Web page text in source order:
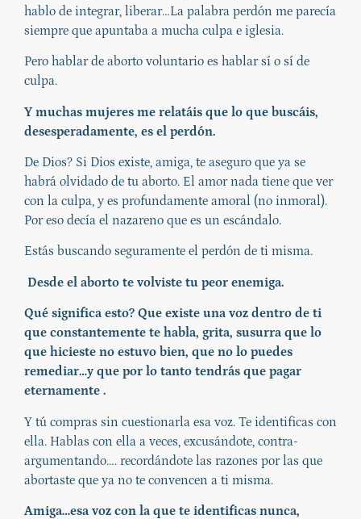
hablo de integrar, liberar…La palabra perdón me parecía
siempre que apuntaba a mucha culpa e iglesia.
Pero hablar de aborto voluntario es hablar sí o sí de
culpa.
Y muchas mujeres me relatáis que lo que buscáis,
desesperadamente, es el perdón.
De Dios? Si Dios existe, amiga, te aseguro que ya se
habrá olvidado de tu aborto. El amor nada tiene que ver
con la culpa, y es profundamente amoral (no inmoral).
Por eso decía el nazareno que es un escándalo.
Estás buscando seguramente el perdón de ti misma.
Desde el aborto te volviste tu peor enemiga.
Qué significa esto? Que existe una voz dentro de ti
que constantemente te habla, grita, susurra que lo
que hicieste no estuvo bien, que no lo puedes
remediar…y que por lo tanto tendrás que pagar
eternamente .
Y tú compras sin cuestionarla esa voz. Te identificas con
ella. Hablas con ella a veces, excusándote, contra-
argumentando…. recordándote las razones por las que
abortaste que ya no te convencen a ti misma.
Amiga…esa voz con la que te identificas nunca,